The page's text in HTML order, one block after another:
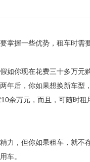
掌握一些优势，租车时需
如你现在花费三十多万
年后，你如果想换新车
余万元，而且，可随时
力，但你如果租车，就
车。